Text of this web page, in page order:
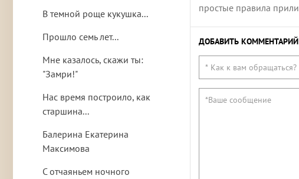
В темной роще кукушка...
Прошло семь лет...
Мне казалось, скажи ты:
"Замри!"
Нас время построило, как
старшина...
Балерина Екатерина
Максимова
С отчаяньем ночного
простые правила
ДОБАВИТЬ КОММЕНТАРИЙ